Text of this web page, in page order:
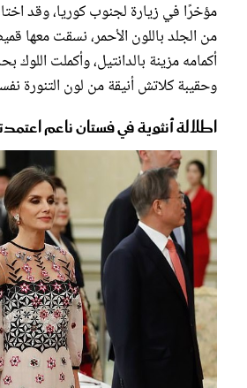
مؤخرًا في زيارة لجنوب كوريا، وقد
من الجلد باللون الأحمر، نسقت معها
أكمامه مزينة بالدانتيل، وأكملت اللوك
وحقيبة كلاتش أنيقة من لون التنورة
اطلالة أنثوية في فستان ناعم